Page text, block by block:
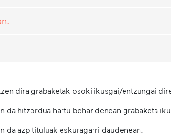
dira grabaketak osoki ikusgai/entzungai
da hitzordua hartu behar denean grabaketa
da azpitituluak eskuragarri daudenean.